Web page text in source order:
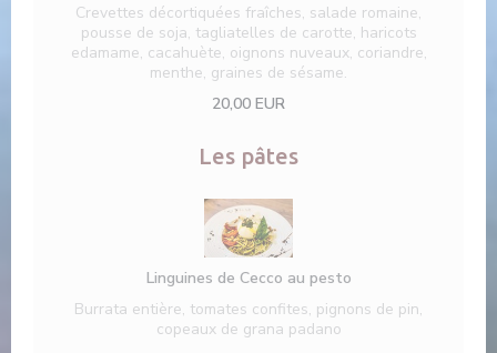
Crevettes décortiquées fraîches, salade romaine,
pousse de soja, tagliatelles de carotte, haricots
edamame, cacahuète, oignons nuveaux, coriandre,
menthe, graines de sésame.
20,00 EUR
Les pâtes
Linguines de Cecco au pesto
Burrata entière, tomates confites, pignons de pin,
copeaux de grana padano